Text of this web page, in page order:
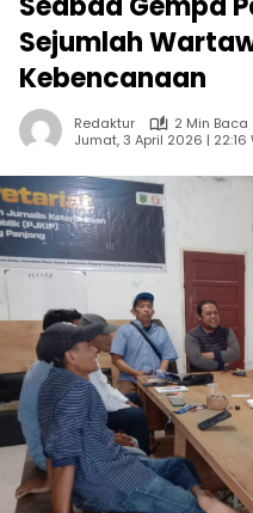
Sejumlah
Kebencanaan
Redaktur
2 Min Baca
Jumat, 3 April 2026 | 22:16